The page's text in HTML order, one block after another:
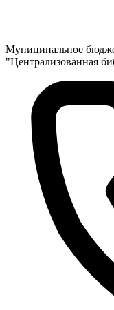
Муниципальное
"Централизованная